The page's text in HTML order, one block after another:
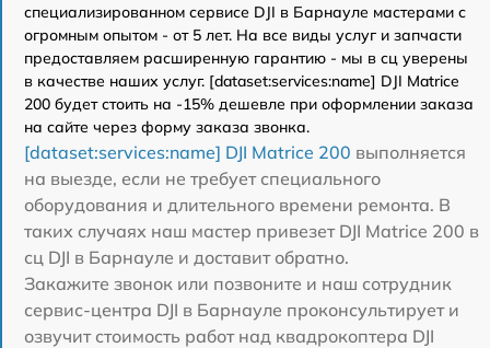
специализированном сервисе DJI в Барнауле мастерами с
огромным опытом - от 5 лет. На все виды услуг и запчасти
предоставляем расширенную гарантию - мы в сц уверены
в качестве наших услуг. [dataset:services:name] DJI Matrice
200 будет стоить на -15% дешевле при оформлении заказа
на сайте через форму заказа звонка.
[dataset:services:name] DJI Matrice 200 выполняется
на выезде, если не требует специального
оборудования и длительного времени ремонта. В
таких случаях наш мастер привезет DJI Matrice 200 в
сц DJI в Барнауле и доставит обратно.
Закажите звонок или позвоните и наш сотрудник
сервис-центра DJI в Барнауле проконсультирует и
озвучит стоимость работ над квадрокоптера DJI